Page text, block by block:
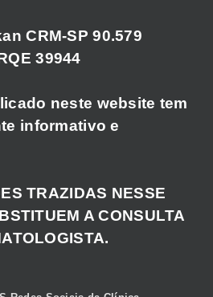
CRM-SP 90.579
39944
neste website tem
informativo e
TRAZIDAS NESSE
A CONSULTA